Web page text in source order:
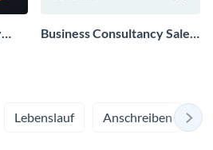
Business Consultancy Sales
Lebenslauf Anschreiben